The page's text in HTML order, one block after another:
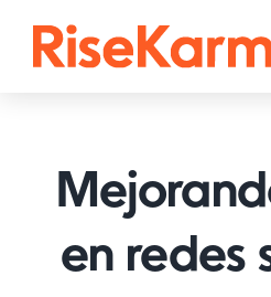
TikTok
YouTube
Facebook
en redes